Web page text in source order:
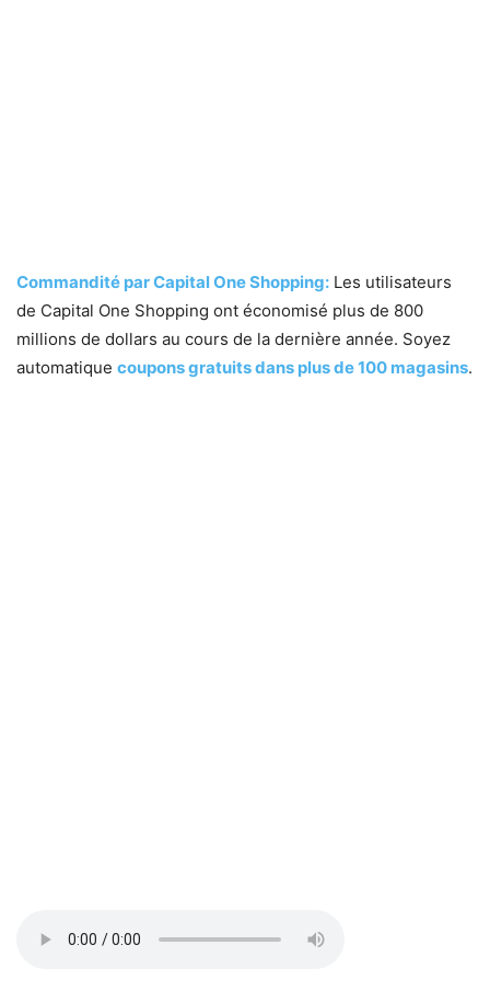
Commandité par Capital One Shopping: Les utilisateurs
de Capital One Shopping ont économisé plus de 800
millions de dollars au cours de la dernière année. Soyez
automatique coupons gratuits dans plus de 100 magasins.